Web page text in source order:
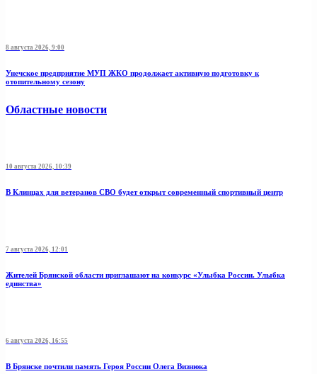
8 августа 2026, 9:00
Унечское предприятие МУП ЖКО продолжает активную подготовку к
отопительному сезону
Областные новости
10 августа 2026, 10:39
В Клинцах для ветеранов СВО будет открыт современный спортивный центр
7 августа 2026, 12:01
Жителей Брянской области приглашают на конкурс «Улыбка России. Улыбка
единства»
6 августа 2026, 16:55
В Брянске почтили память Героя России Олега Визнюка